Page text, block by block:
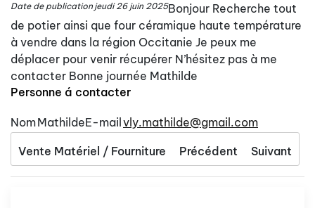
Date de publication jeudi 26 juin 2025Bonjour Recherche tout
de potier ainsi que four céramique haute température
à vendre dans la région Occitanie Je peux me
déplacer pour venir récupérer N’hésitez pas à me
contacter Bonne journée Mathilde
Personne á contacter
NomMathildeE-mail vly.mathilde@gmail.com
Vente Matériel / Fourniture Précédent Suivant